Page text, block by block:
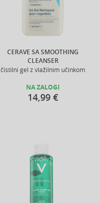
CERAVE SA SMOOTHING
CLEANSER
čistilni gel z vlažilnim učinkom
NA ZALOGI
14,99 €